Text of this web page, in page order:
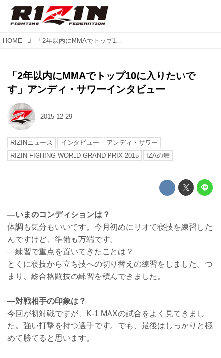
HOME 「2年以内にMMAでトップ10に入りたいです」アンディ・サワーインタビュー
「2年以内にMMAでトップ10に入りたいで
す」アンディ・サワーインタビュー
2015-12-29
RIZINニュース インタビュー
アンディ・サワー
RIZIN FIGHING WORLD GRAND-PRIX 2015
IZAの舞
—いまのコンディションは？
体調も気分もいいです。今月初めにリオで寝技を練習した
んですけど、準備も万端です。
—練習で重点を置いてきたことは？
とくに寝技から立ち技への切り替えの練習をしました。つ
まり、総合格闘技の練習を積んできました。
—対戦相手の印象は？
今回が初対戦ですが、K-1 MAXの試合をよく見てきまし
た。強い打撃を持つ選手です。でも、最後はしっかりと極
めて勝てると思います。